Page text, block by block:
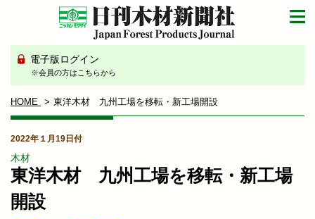
電子版ログイン
※会員の方はこちらから
HOME 東洋木材 九州工場を移転・新工場開設
2022年１月19日付
木材
東洋木材 九州工場を移転・新工場
開設